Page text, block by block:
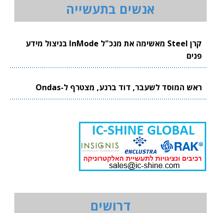
אנשים בתעשייה
קרן Steel מאשימה את מנכ"ל InMode בניצול מידע
פנים
ראש המוסד לשעבר, דוד ברנע, מצטרף ל-Ondas
דרושים